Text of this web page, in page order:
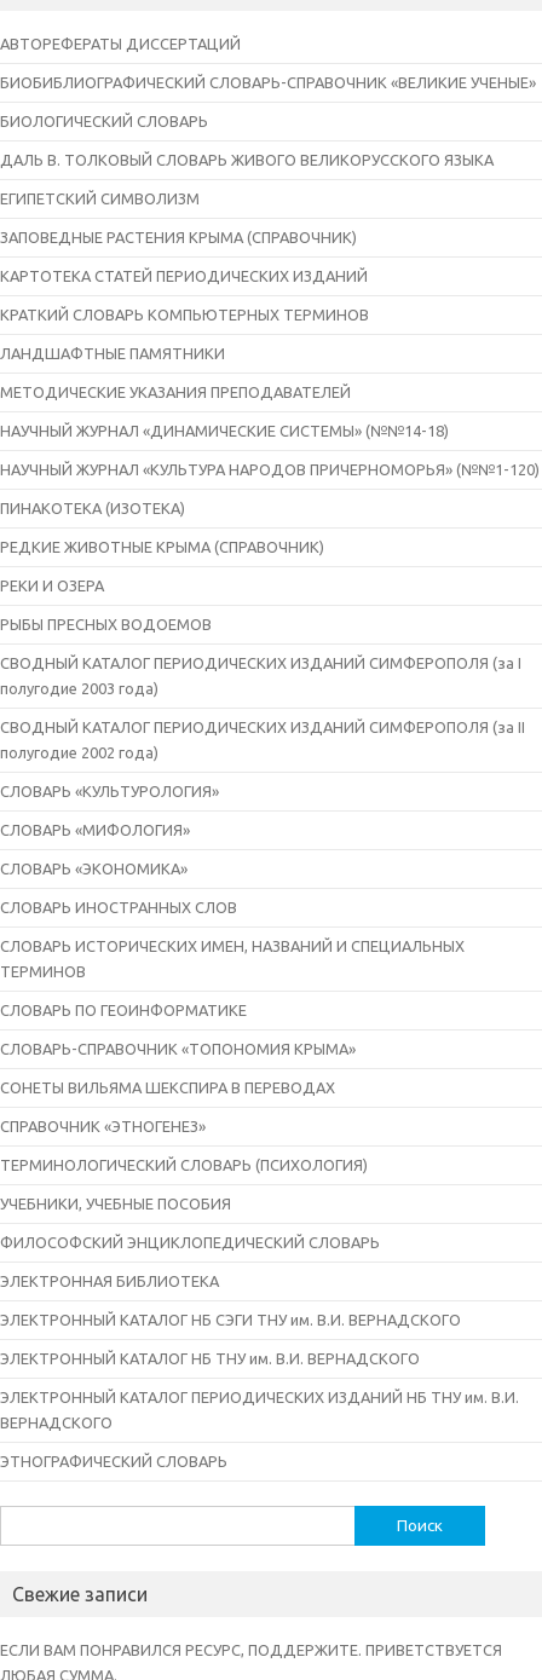
АВТОРЕФЕРАТЫ ДИССЕРТАЦИЙ
БИОБИБЛИОГРАФИЧЕСКИЙ СЛОВАРЬ-СПРАВОЧНИК «ВЕЛИКИЕ УЧЕНЫЕ»
БИОЛОГИЧЕСКИЙ СЛОВАРЬ
ДАЛЬ В. ТОЛКОВЫЙ СЛОВАРЬ ЖИВОГО ВЕЛИКОРУССКОГО ЯЗЫКА
ЕГИПЕТСКИЙ СИМВОЛИЗМ
ЗАПОВЕДНЫЕ РАСТЕНИЯ КРЫМА (СПРАВОЧНИК)
КАРТОТЕКА СТАТЕЙ ПЕРИОДИЧЕСКИХ ИЗДАНИЙ
КРАТКИЙ СЛОВАРЬ КОМПЬЮТЕРНЫХ ТЕРМИНОВ
ЛАНДШАФТНЫЕ ПАМЯТНИКИ
МЕТОДИЧЕСКИЕ УКАЗАНИЯ ПРЕПОДАВАТЕЛЕЙ
НАУЧНЫЙ ЖУРНАЛ «ДИНАМИЧЕСКИЕ СИСТЕМЫ» (№№14-18)
НАУЧНЫЙ ЖУРНАЛ «КУЛЬТУРА НАРОДОВ ПРИЧЕРНОМОРЬЯ» (№№1-120)
ПИНАКОТЕКА (ИЗОТЕКА)
РЕДКИЕ ЖИВОТНЫЕ КРЫМА (СПРАВОЧНИК)
РЕКИ И ОЗЕРА
РЫБЫ ПРЕСНЫХ ВОДОЕМОВ
СВОДНЫЙ КАТАЛОГ ПЕРИОДИЧЕСКИХ ИЗДАНИЙ СИМФЕРОПОЛЯ (за I
полугодие 2003 года)
СВОДНЫЙ КАТАЛОГ ПЕРИОДИЧЕСКИХ ИЗДАНИЙ СИМФЕРОПОЛЯ (за II
полугодие 2002 года)
СЛОВАРЬ «КУЛЬТУРОЛОГИЯ»
СЛОВАРЬ «МИФОЛОГИЯ»
СЛОВАРЬ «ЭКОНОМИКА»
СЛОВАРЬ ИНОСТРАННЫХ СЛОВ
СЛОВАРЬ ИСТОРИЧЕСКИХ ИМЕН, НАЗВАНИЙ И СПЕЦИАЛЬНЫХ
ТЕРМИНОВ
СЛОВАРЬ ПО ГЕОИНФОРМАТИКЕ
СЛОВАРЬ-СПРАВОЧНИК «ТОПОНОМИЯ КРЫМА»
СОНЕТЫ ВИЛЬЯМА ШЕКСПИРА В ПЕРЕВОДАХ
СПРАВОЧНИК «ЭТНОГЕНЕЗ»
ТЕРМИНОЛОГИЧЕСКИЙ СЛОВАРЬ (ПСИХОЛОГИЯ)
УЧЕБНИКИ, УЧЕБНЫЕ ПОСОБИЯ
ФИЛОСОФСКИЙ ЭНЦИКЛОПЕДИЧЕСКИЙ СЛОВАРЬ
ЭЛЕКТРОННАЯ БИБЛИОТЕКА
ЭЛЕКТРОННЫЙ КАТАЛОГ НБ СЭГИ ТНУ им. В.И. ВЕРНАДСКОГО
ЭЛЕКТРОННЫЙ КАТАЛОГ НБ ТНУ им. В.И. ВЕРНАДСКОГО
ЭЛЕКТРОННЫЙ КАТАЛОГ ПЕРИОДИЧЕСКИХ ИЗДАНИЙ НБ ТНУ им. В.И.
ВЕРНАДСКОГО
ЭТНОГРАФИЧЕСКИЙ СЛОВАРЬ
Свежие записи
ЕСЛИ ВАМ ПОНРАВИЛСЯ РЕСУРС, ПОДДЕРЖИТЕ. ПРИВЕТСТВУЕТСЯ
ЛЮБАЯ СУММА.